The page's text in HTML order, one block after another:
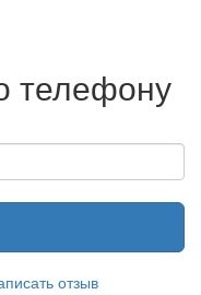
телефону
отзыв